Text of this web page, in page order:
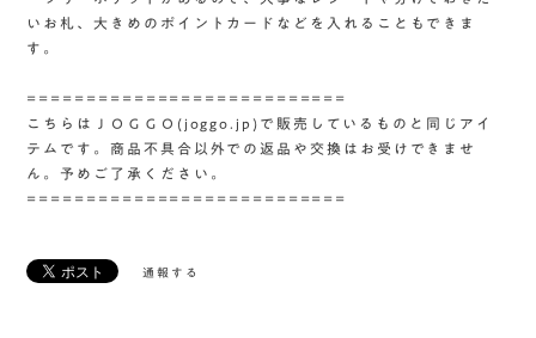
いお札、大きめのポイントカードなどを入れることもできま
す。
===========================
こちらはＪＯＧＧＯ(joggo.jp)で販売しているものと同じアイ
テムです。商品不具合以外での返品や交換はお受けできませ
ん。予めご了承ください。
===========================
通報する